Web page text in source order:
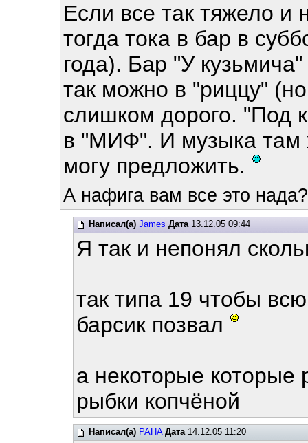
Если все так тяжело и
тогда тока в бар в
года). Бар "У
так можно в "риццу"
слишком дорого. "Под
в "МИФ". И музыка там
могу предложить.
А нафига вам все это нада?
Написал(а) James Дата13.12.05 09:44
Я так и непонял
так типа 19 чтобы
барсик позвал
а некоторые которые
рыбки копчёной
Написал(а) PAHA Дата14.12.05 11:20